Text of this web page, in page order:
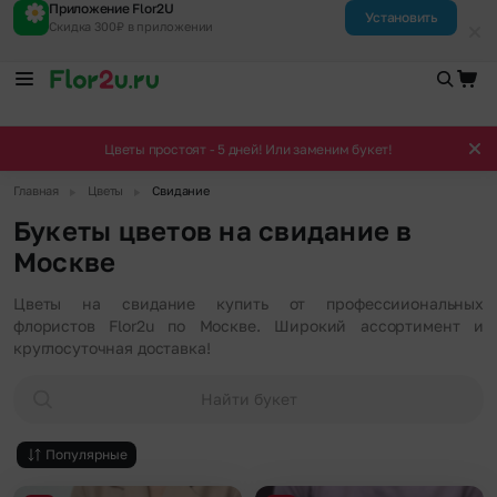
Приложение Flor2U
Скидка 300₽ в приложении
Установить
Цветы простоят - 5 дней! Или заменим букет!
Главная Цветы Свидание
Букеты цветов на свидание в
Москве
Цветы на свидание купить от профессииональных
флористов Flor2u по Москве. Широкий ассортимент и
круглосуточная доставка!
Найти букет
Популярные